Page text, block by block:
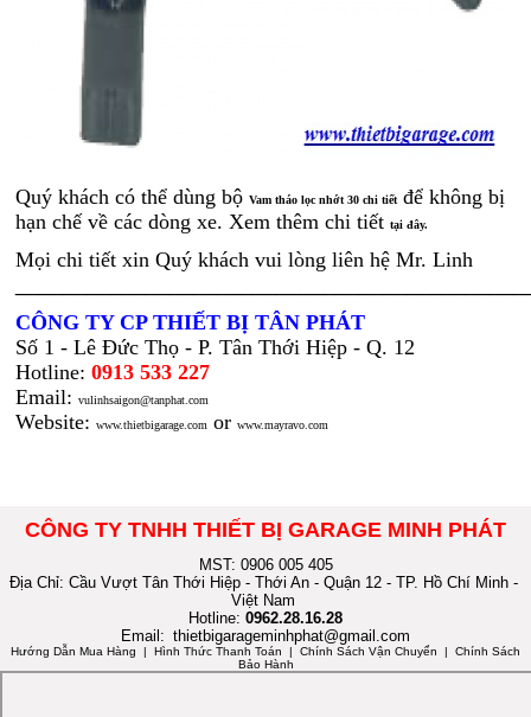
Quý khách có thể dùng bộVam tháo lọc nhớt 30 chi tiết để không bị
hạn chế về các dòng xe. Xem thêm chi tiếttại đây.
Mọi chi tiết xin Quý khách vui lòng liên hệ Mr. Linh
CÔNG TY CP THIẾT BỊ TÂN PHÁT
Số 1 - Lê Đức Thọ - P. Tân Thới Hiệp - Q. 12
Hotline: 0913 533 227
Email:vulinhsaigon@tanphat.com
Website:www.thietbigarage.com orwww.mayravo.com
CÔNG TY TNHH THIẾT BỊ GARAGE MINH PHÁT
MST: 0906 005 405
Địa Chỉ: Cầu Vượt Tân Thới Hiệp - Thới An - Quận 12 - TP. Hồ Chí Minh -
Việt Nam
Hotline: 0962.28.16.28
Email: thietbigarageminhphat@gmail.com
Hướng Dẫn Mua Hàng | Hình Thức Thanh Toán | Chính Sách Vận Chuyển | Chính Sách
Bảo Hành